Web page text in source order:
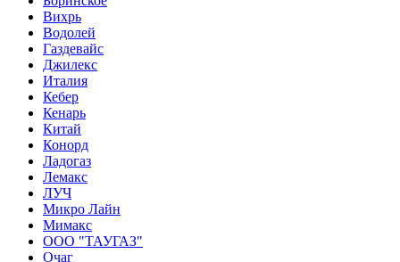
Вихрь
Водолей
Газдевайс
Джилекс
Италия
Кебер
Кенарь
Китай
Конорд
Ладогаз
Лемакс
ЛУЧ
Микро Лайн
Мимакс
ООО "ТАУГАЗ"
Очаг